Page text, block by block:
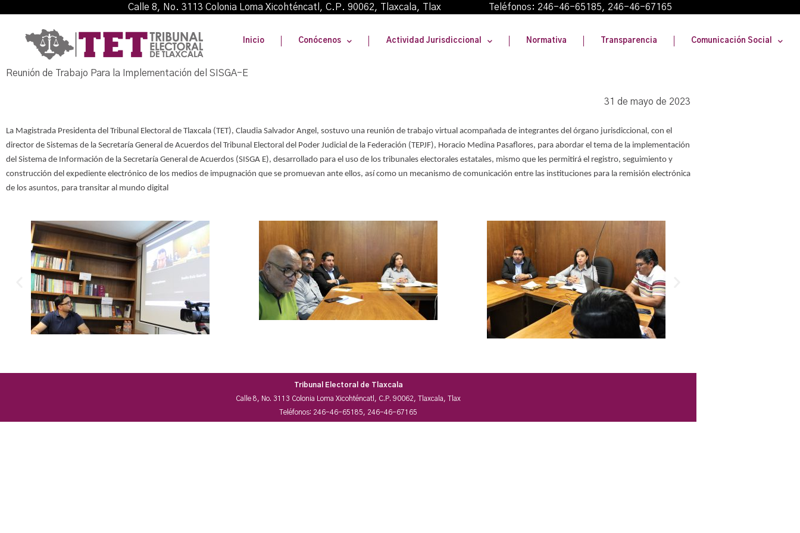
Calle 8, No. 3113 Colonia Loma Xicohténcatl, C.P. 90062, Tlaxcala, Tlax Teléfonos: 246-46-65185, 246-46-67165
Inicio Conócenos Actividad Jurisdiccional Normativa Transparencia Comunicación Social
Reunión de Trabajo Para la Implementación del SISGA-E
31 de mayo de 2023
La Magistrada Presidenta del Tribunal Electoral de Tlaxcala (TET), Claudia Salvador Angel, sostuvo una reunión de trabajo virtual acompañada de integrantes del órgano jurisdiccional, con el
director de Sistemas de la Secretaría General de Acuerdos del Tribunal Electoral del Poder Judicial de la Federación (TEPJF), Horacio Medina Pasaflores, para abordar el tema de la implementación
del Sistema de Información de la Secretaría General de Acuerdos (SISGA E), desarrollado para el uso de los tribunales electorales estatales, mismo que les permitirá el registro, seguimiento y
construcción del expediente electrónico de los medios de impugnación que se promuevan ante ellos, así como un mecanismo de comunicación entre las instituciones para la remisión electrónica
de los asuntos, para transitar al mundo digital
Tribunal Electoral de Tlaxcala
Calle 8, No. 3113 Colonia Loma Xicohténcatl, C.P. 90062, Tlaxcala, Tlax
Teléfonos: 246-46-65185, 246-46-67165